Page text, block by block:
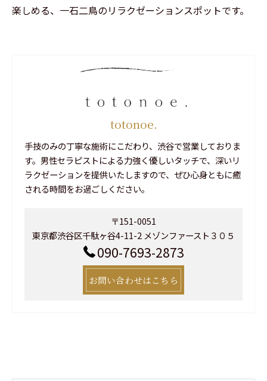
楽しめる、一石二鳥のリラクゼーションスポットです。
totonoe.
手技のみの丁寧な施術にこだわり、渋谷で営業しておりま
す。男性セラピストによる力強く優しいタッチで、深いリ
ラクゼーションを提供いたしますので、ぜひ心身ともに癒
される時間をお過ごしください。
〒151-0051
東京都渋谷区千駄ヶ谷4-11-2 メゾンファースト３０５
090-7693-2873
お問い合わせはこちら